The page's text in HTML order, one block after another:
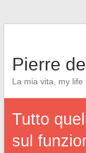
Pierre
La mia vita, my life
Tutto
sul